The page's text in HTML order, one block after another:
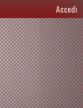
Accedi